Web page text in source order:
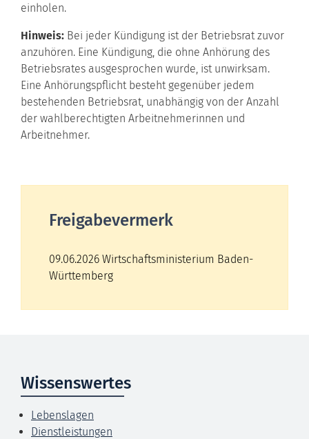
einholen.
Hinweis: Bei jeder Kündigung ist der Betriebsrat zuvor
anzuhören. Eine Kündigung, die ohne Anhörung des
Betriebsrates ausgesprochen wurde, ist unwirksam.
Eine Anhörungspflicht besteht gegenüber jedem
bestehenden Betriebsrat, unabhängig von der Anzahl
der wahlberechtigten Arbeitnehmerinnen und
Arbeitnehmer.
Freigabevermerk
09.06.2026 Wirtschaftsministerium Baden-
Württemberg
Wissenswertes
Lebenslagen
Dienstleistungen